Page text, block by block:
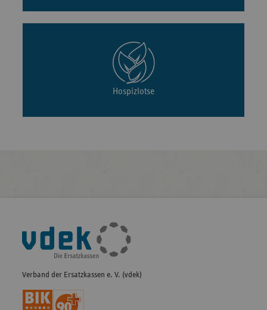
Hospizlotse
Fußleisten-
Navigation
Verband der Ersatzkassen e. V. (vdek)